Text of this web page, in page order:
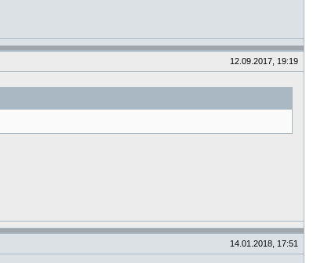
12.09.2017, 19:19
14.01.2018, 17:51